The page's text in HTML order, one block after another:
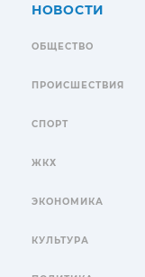
НОВОСТИ
ОБЩЕСТВО
ПРОИСШЕСТВИЯ
СПОРТ
ЖКХ
ЭКОНОМИКА
КУЛЬТУРА